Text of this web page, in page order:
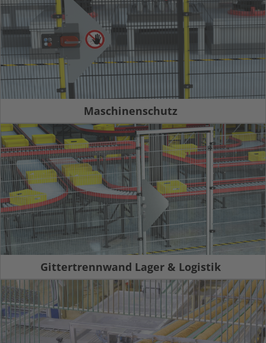
Maschinenschutz
Gittertrennwand Lager & Logistik